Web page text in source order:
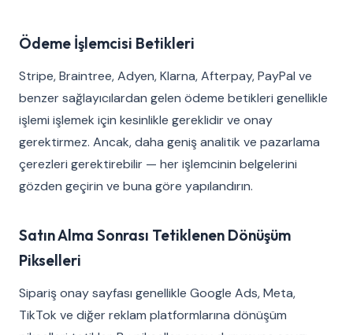
Ödeme İşlemcisi Betikleri
Stripe, Braintree, Adyen, Klarna, Afterpay, PayPal ve
benzer sağlayıcılardan gelen ödeme betikleri genellikle
işlemi işlemek için kesinlikle gereklidir ve onay
gerektirmez. Ancak, daha geniş analitik ve pazarlama
çerezleri gerektirebilir — her işlemcinin belgelerini
gözden geçirin ve buna göre yapılandırın.
Satın Alma Sonrası Tetiklenen Dönüşüm
Pikselleri
Sipariş onay sayfası genellikle Google Ads, Meta,
TikTok ve diğer reklam platformlarına dönüşüm